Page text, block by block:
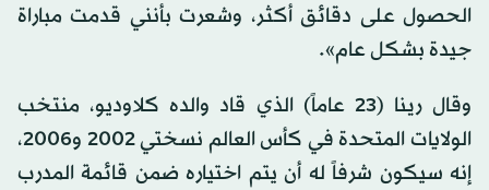
الحصول على دقائق أكثر، وشعرت بأنني قدمت مباراة
جيدة بشكل عام».
وقال رينا (23 عاماً) الذي قاد والده كلاوديو، منتخب
الولايات المتحدة في كأس العالم نسختي 2002 و2006،
إنه سيكون شرفاً له أن يتم اختياره ضمن قائمة المدرب